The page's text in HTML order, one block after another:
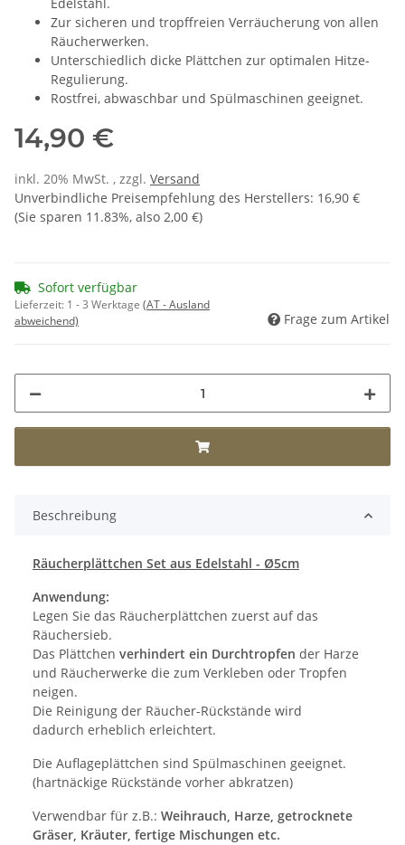
Zur sicheren und tropffreien Verräucherung von allen
Räucherwerken.
Unterschiedlich dicke Plättchen zur optimalen Hitze-
Regulierung.
Rostfrei, abwaschbar und Spülmaschinen geeignet.
14,90 €
inkl. 20% MwSt. , zzgl. Versand
Unverbindliche Preisempfehlung des Herstellers: 16,90 €
(Sie sparen 11.83%, also 2,00 €)
Sofort verfügbar
Lieferzeit: 1 - 3 Werktage (AT - Ausland
abweichend)
Frage zum Artikel
Beschreibung
Räucherplättchen Set aus Edelstahl - Ø5cm
Anwendung:
Legen Sie das Räucherplättchen zuerst auf das
Räuchersieb.
Das Plättchen verhindert ein Durchtropfen der Harze
und Räucherwerke die zum Verkleben oder Tropfen
neigen.
Die Reinigung der Räucher-Rückstände wird
dadurch erheblich erleichtert.
Die Auflageplättchen sind Spülmaschinen geeignet.
(hartnäckige Rückstände vorher abkratzen)
Verwendbar für z.B.: Weihrauch, Harze, getrocknete
Gräser, Kräuter, fertige Mischungen etc.